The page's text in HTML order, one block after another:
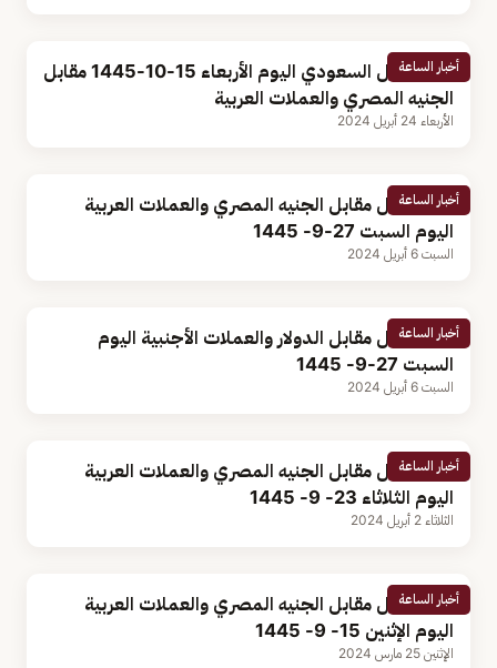
أخبار الساعة
سعر الريال السعودي اليوم الأربعاء 15-10-1445 مقابل
الجنيه المصري والعملات العربية
الأربعاء 24 أبريل 2024
أخبار الساعة
سعر الريال مقابل الجنيه المصري والعملات العربية
اليوم السبت 27-9- 1445
السبت 6 أبريل 2024
أخبار الساعة
سعر الريال مقابل الدولار والعملات الأجنبية اليوم
السبت 27-9- 1445
السبت 6 أبريل 2024
أخبار الساعة
سعر الريال مقابل الجنيه المصري والعملات العربية
اليوم الثلاثاء 23- 9- 1445
الثلاثاء 2 أبريل 2024
أخبار الساعة
سعر الريال مقابل الجنيه المصري والعملات العربية
اليوم الإثنين 15- 9- 1445
الإثنين 25 مارس 2024